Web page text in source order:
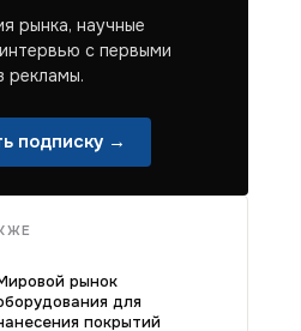
рынка, научные
с первыми
рекламы.
подписку →
рынок
для
покрытий